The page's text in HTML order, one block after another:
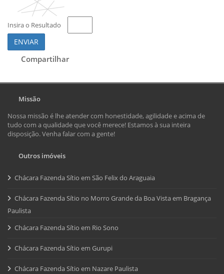
Insira o Resultado
ENVIAR
Compartilhar
Missão
Nossa missão é lhe atender com honestidade, agilidade e acima de
tudo com a qualidade que você merece! Estamos à sua inteira
disposição. Venha falar com a gente!
Outros imóveis
Chácara Fazenda Sítio em São Felix do Araguaia
Chácara Fazenda Sítio no Morro Grande da Boa Vista em Bragança
Paulista
Chácara Fazenda Sítio em Rio Sono
Chácara Fazenda Sítio em Gurupi
Chácara Fazenda Sítio em Nazare Paulista